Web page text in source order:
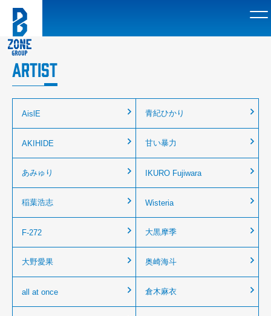
ARTIST
AislE 青紀ひかり
AKIHIDE 甘い暴力
あみゅり IKURO Fujiwara
稲葉浩志 Wisteria
F-272 大黒摩季
大野愛果 奥崎海斗
all at once 倉木麻衣